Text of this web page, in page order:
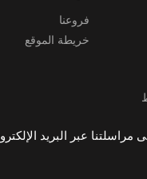
فروعنا
خريطة الموقع
عبر البريد